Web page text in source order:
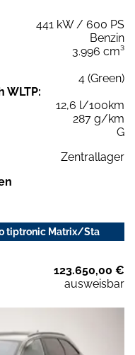
441 kW / 600 PS
Benzin
3.996 cm³
4 (Green)
WLTP:
12,6 l/100km
287 g/km
G
Zentrallager
tiptronic Matrix/Sta
123.650,00 €
ausweisbar